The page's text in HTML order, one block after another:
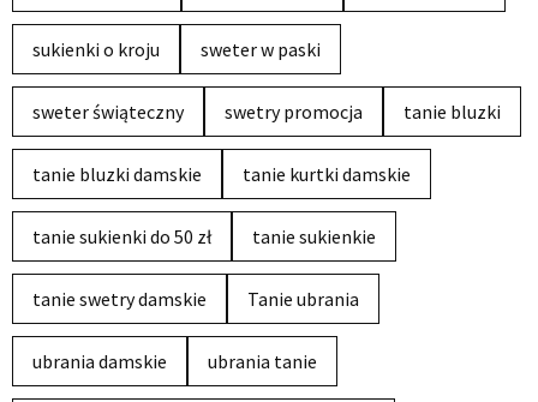
sukienki o kroju sweter w paski
sweter świąteczny swetry promocja tanie bluzki
tanie bluzki damskie tanie kurtki damskie
tanie sukienki do 50 zł tanie sukienkie
tanie swetry damskie Tanie ubrania
ubrania damskie ubrania tanie